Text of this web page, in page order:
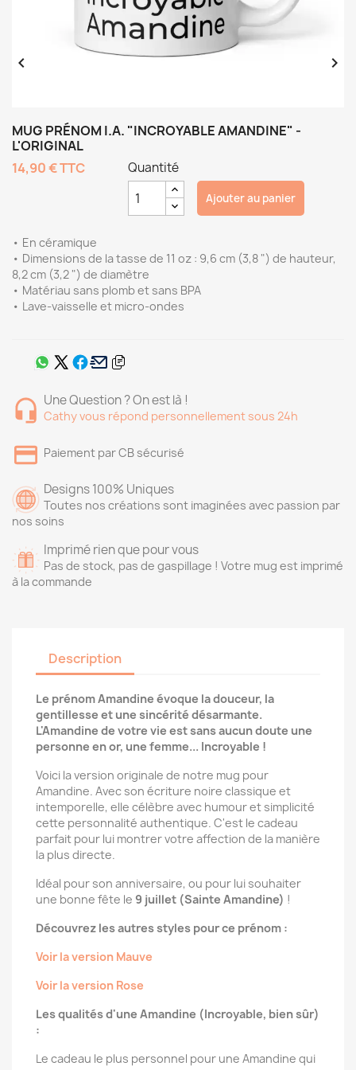
 
MUG PRÉNOM I.A. "INCROYABLE AMANDINE" -
L'ORIGINAL
14,90 €TTC
• En céramique
• Dimensions de la tasse de 11 oz : 9,6 cm (3,8 ") de hauteur,
8,2 cm (3,2 ") de diamètre
• Matériau sans plomb et sans BPA
• Lave-vaisselle et micro-ondes
Quantité
Ajouter au panier
Une Question ? On est là !
Cathy vous répond personnellement sous 24h
Paiement par CB sécurisé
Designs 100% Uniques
Toutes nos créations sont imaginées avec passion par
nos soins
Imprimé rien que pour vous
Pas de stock, pas de gaspillage ! Votre mug est imprimé
à la commande
Description
Le prénom Amandine évoque la douceur, la
gentillesse et une sincérité désarmante.
L'Amandine de votre vie est sans aucun doute une
personne en or, une femme... Incroyable !
Voici la version originale de notre mug pour
Amandine. Avec son écriture noire classique et
intemporelle, elle célèbre avec humour et simplicité
cette personnalité authentique. C'est le cadeau
parfait pour lui montrer votre affection de la manière
la plus directe.
Idéal pour son anniversaire, ou pour lui souhaiter
une bonne fête le 9 juillet (Sainte Amandine) !
Découvrez les autres styles pour ce prénom :
Voir la version Mauve
Voir la version Rose
Les qualités d'une Amandine (Incroyable, bien sûr)
:
Le cadeau le plus personnel pour une Amandine qui